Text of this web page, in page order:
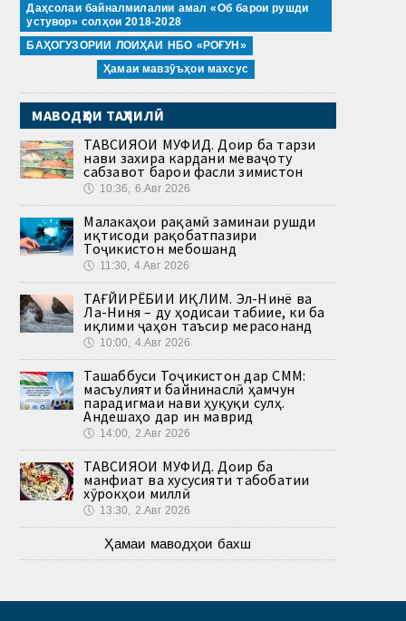
Даҳсолаи байналмилалии амал «Об барои рушди
устувор» солҳои 2018-2028
БАҲОГУЗОРИИ ЛОИҲАИ НБО «РОҒУН»
Ҳамаи мавзӯъҳои махсус
МАВОДҲОИ ТАҲЛИЛӢ
ТАВСИЯҲОИ МУФИД. Доир ба тарзи
нави захира кардани меваҷоту
сабзавот барои фасли зимистон
🕔 10:36, 6.Авг 2026
Малакаҳои рақамӣ заминаи рушди
иқтисоди рақобатпазири
Тоҷикистон мебошанд
🕔 11:30, 4.Авг 2026
ТАҒЙИРЁБИИ ИҚЛИМ. Эл-Нинё ва
Ла-Ниня – ду ҳодисаи табиие, ки ба
иқлими ҷаҳон таъсир мерасонанд
🕔 10:00, 4.Авг 2026
Ташаббуси Тоҷикистон дар СММ:
масъулияти байнинаслӣ ҳамчун
парадигмаи нави ҳуқуқи сулҳ.
Андешаҳо дар ин маврид
🕔 14:00, 2.Авг 2026
ТАВСИЯҲОИ МУФИД. Доир ба
манфиат ва хусусияти табобатии
хӯрокҳои миллӣ
🕔 13:30, 2.Авг 2026
Ҳамаи маводҳои бахш